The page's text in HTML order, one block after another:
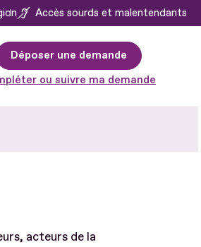
Accès sourds et malentendants
Déposer une demande
ou suivre ma demande
acteurs de la